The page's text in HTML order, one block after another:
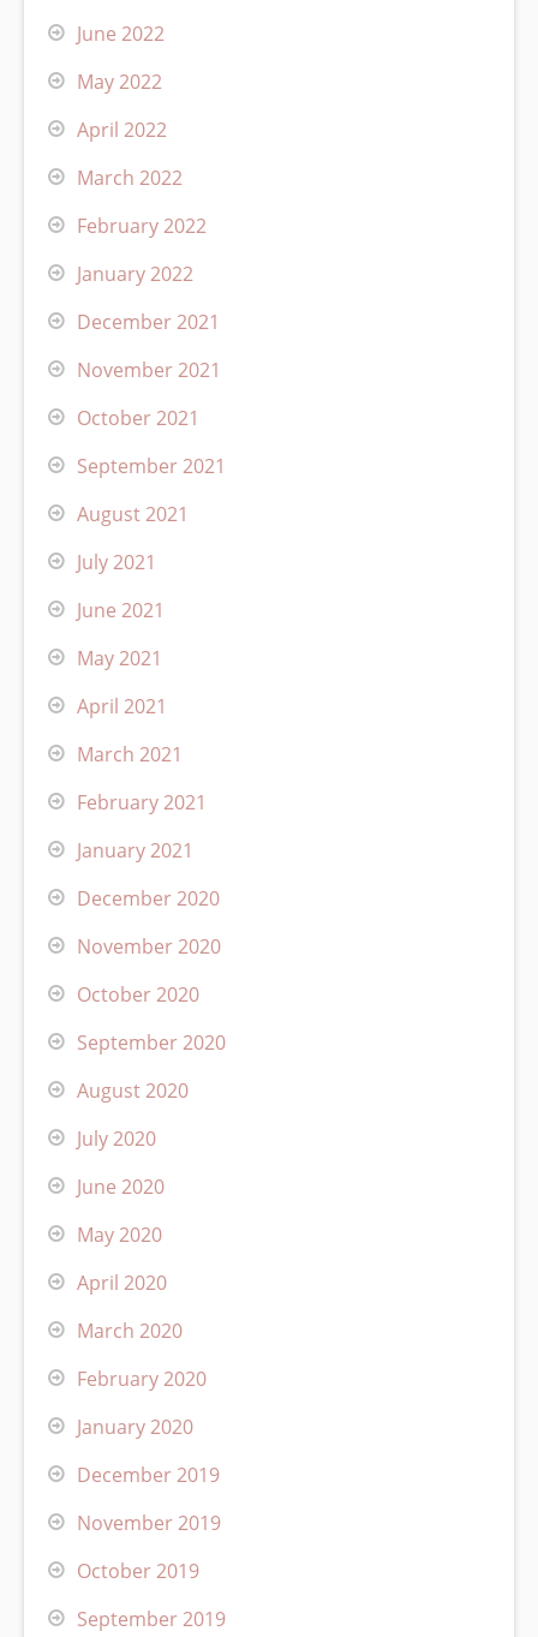
June 2022
May 2022
April 2022
March 2022
February 2022
January 2022
December 2021
November 2021
October 2021
September 2021
August 2021
July 2021
June 2021
May 2021
April 2021
March 2021
February 2021
January 2021
December 2020
November 2020
October 2020
September 2020
August 2020
July 2020
June 2020
May 2020
April 2020
March 2020
February 2020
January 2020
December 2019
November 2019
October 2019
September 2019